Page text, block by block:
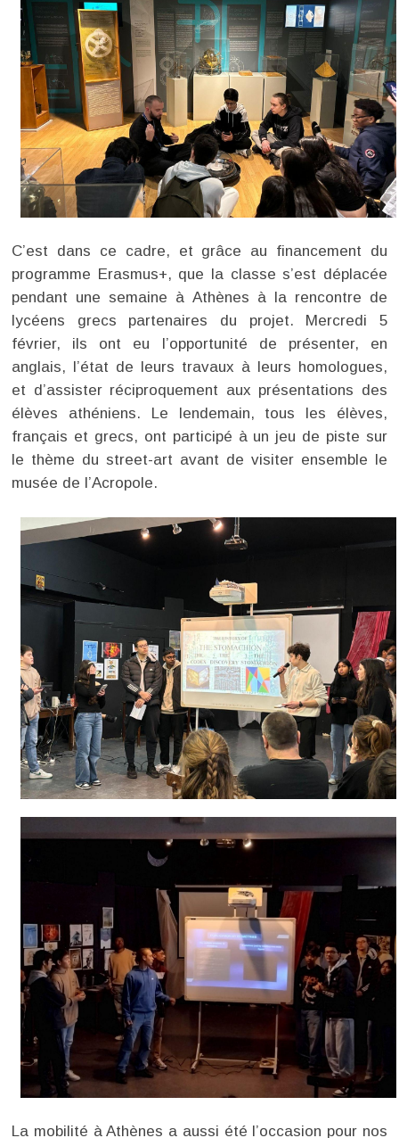
C’est dans ce cadre, et grâce au financement du
programme Erasmus+, que la classe s’est déplacée
pendant une semaine à Athènes à la rencontre de
lycéens grecs partenaires du projet. Mercredi 5
février, ils ont eu l’opportunité de présenter, en
anglais, l’état de leurs travaux à leurs homologues,
et d’assister réciproquement aux présentations des
élèves athéniens. Le lendemain, tous les élèves,
français et grecs, ont participé à un jeu de piste sur
le thème du street-art avant de visiter ensemble le
musée de l’Acropole.
La mobilité à Athènes a aussi été l’occasion pour nos